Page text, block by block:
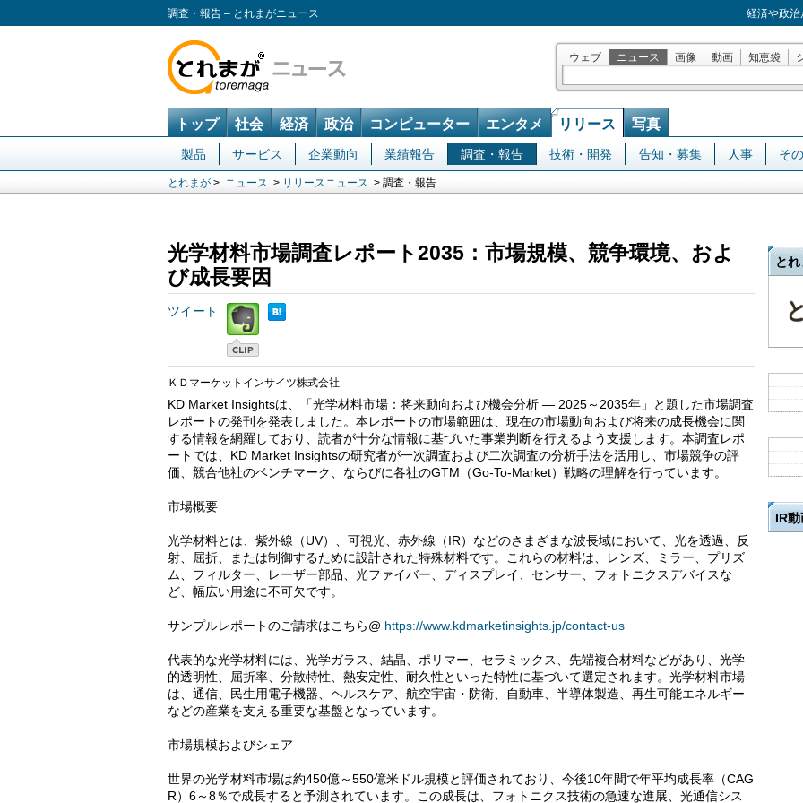
調査・報告 – とれまがニュース 経済や政
ウェブ ニュース 画像 動画 知恵袋
トップ 社会 経済 政治 コンピューター エンタメ リリース 写真
製品 サービス 企業動向 業績報告 調査・報告 技術・開発 告知・募集 人事 そ
とれまが > ニュース > リリースニュース > 調査・報告
光学材料市場調査レポート2035：市場規模、競争環境、およ
び成長要因
ツイート
ＫＤマーケットインサイツ株式会社
KD Market Insightsは、「光学材料市場：将来動向および機会分析 ― 2025～2035年」と題した市場調査
レポートの発刊を発表しました。本レポートの市場範囲は、現在の市場動向および将来の成長機会に関
する情報を網羅しており、読者が十分な情報に基づいた事業判断を行えるよう支援します。本調査レポ
ートでは、KD Market Insightsの研究者が一次調査および二次調査の分析手法を活用し、市場競争の評
価、競合他社のベンチマーク、ならびに各社のGTM（Go-To-Market）戦略の理解を行っています。
市場概要
光学材料とは、紫外線（UV）、可視光、赤外線（IR）などのさまざまな波長域において、光を透過、反
射、屈折、または制御するために設計された特殊材料です。これらの材料は、レンズ、ミラー、プリズ
ム、フィルター、レーザー部品、光ファイバー、ディスプレイ、センサー、フォトニクスデバイスな
ど、幅広い用途に不可欠です。
サンプルレポートのご請求はこちら@ https://www.kdmarketinsights.jp/contact-us
代表的な光学材料には、光学ガラス、結晶、ポリマー、セラミックス、先端複合材料などがあり、光学
的透明性、屈折率、分散特性、熱安定性、耐久性といった特性に基づいて選定されます。光学材料市場
は、通信、民生用電子機器、ヘルスケア、航空宇宙・防衛、自動車、半導体製造、再生可能エネルギー
などの産業を支える重要な基盤となっています。
市場規模およびシェア
世界の光学材料市場は約450億～550億米ドル規模と評価されており、今後10年間で年平均成長率（CAG
R）6～8％で成長すると予測されています。この成長は、フォトニクス技術の急速な進展、光通信シス
とれ
IR動